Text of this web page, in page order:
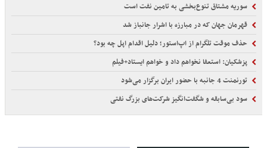
سوریه مشتاق تنوع‌بخشی به تامین نفت است
قهرمان جهان که در مبارزه با اشرار جانباز شد
حذف موقت تلگرام از اپ‌استور؛ دلیل اقدام اپل چه بود؟
پزشکیان: استعفا نخواهم داد و خواهم ایستاد+فیلم
تورنمنت 4 جانبه با حضور ایران برگزار می‌شود
سود بی‌سابقه و شگفت‌انگیز شرکت‌های بزرگ نفتی